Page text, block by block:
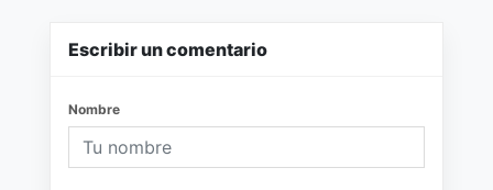
Escribir un comentario
Nombre